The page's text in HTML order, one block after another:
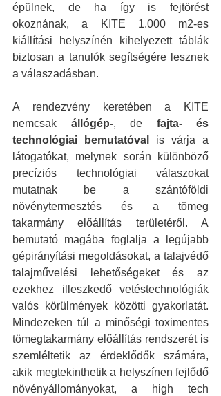
épülnek, de ha így is fejtörést
okoznának, a KITE 1.000 m2-es
kiállítási helyszínén kihelyezett táblák
biztosan a tanulók segítségére lesznek
a válaszadásban.
A rendezvény keretében a KITE
nemcsak állógép-, de fajta- és
technológiai bemutatóval
is várja a
látogatókat, melynek során különböző
precíziós technológiai válaszokat
mutatnak be a szántóföldi
növénytermesztés és a tömeg
takarmány előállítás területéről. A
bemutató magába foglalja a legújabb
gépirányítási megoldásokat, a talajvédő
talajművelési lehetőségeket és az
ezekhez illeszkedő vetéstechnológiák
valós körülmények közötti gyakorlatát.
Mindezeken túl a minőségi toximentes
tömegtakarmány előállítás rendszerét is
szemléltetik az érdeklődők számára,
akik megtekinthetik a helyszínen fejlődő
növényállományokat, a high tech